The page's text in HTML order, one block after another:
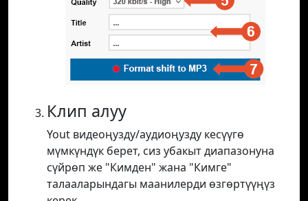
Клип алуу
Yout видеоңузду/аудиоңузду кесүүгө
мүмкүндүк берет, сиз убакыт диапазонуна
сүйрөп же "Кимден" жана "Кимге"
талааларындагы маанилерди өзгөртүүңүз